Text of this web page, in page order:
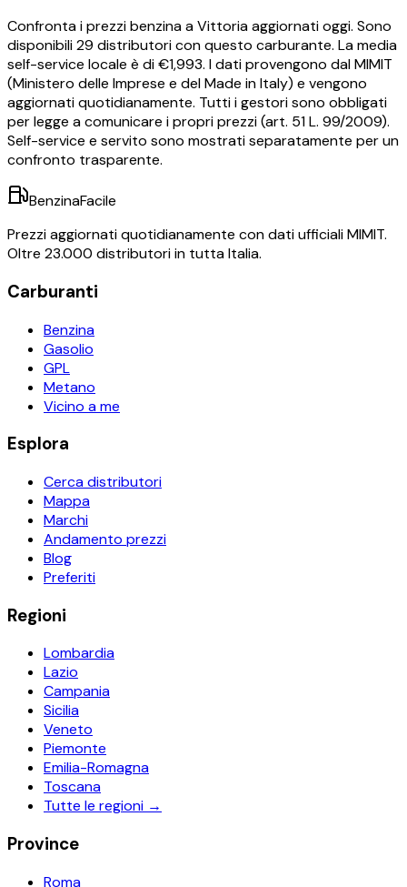
Confronta i prezzibenzinaaVittoriaaggiornati oggi. Sono
disponibili29 distributori con questo carburante. La media
self-service locale è di €1,993. I dati provengono dal MIMIT
(Ministero delle Imprese e del Made in Italy) e vengono
aggiornati quotidianamente. Tutti i gestori sono obbligati
per legge a comunicare i propri prezzi (art. 51 L. 99/2009).
Self-service e servito sono mostrati separatamente per un
confronto trasparente.
BenzinaFacile
Prezzi aggiornati quotidianamente con dati ufficiali MIMIT.
Oltre 23.000 distributori in tutta Italia.
Carburanti
Benzina
Gasolio
GPL
Metano
Vicino a me
Esplora
Cerca distributori
Mappa
Marchi
Andamento prezzi
Blog
Preferiti
Regioni
Lombardia
Lazio
Campania
Sicilia
Veneto
Piemonte
Emilia-Romagna
Toscana
Tutte le regioni →
Province
Roma